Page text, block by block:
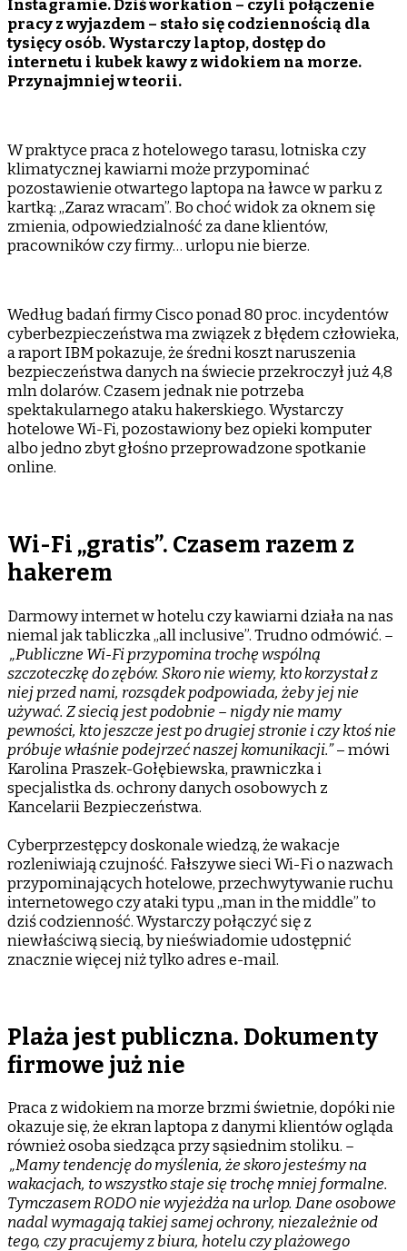
na
morze,
a
dane…
na
praca
z
plaży
może
skończyć
się
większym
powrót
z
urlopu
Instagramie. Dziś workation – czyli połączenie
pracy z wyjazdem – stało się codziennością dla
tysięcy osób. Wystarczy laptop, dostęp do
internetu i kubek kawy z widokiem na morze.
Przynajmniej w teorii.
W praktyce praca z hotelowego tarasu, lotniska czy
klimatycznej kawiarni może przypominać
pozostawienie otwartego laptopa na ławce w parku z
kartką: „Zaraz wracam”. Bo choć widok za oknem się
zmienia, odpowiedzialność za dane klientów,
pracowników czy firmy… urlopu nie bierze.
Według badań firmy Cisco ponad 80 proc. incydentów
cyberbezpieczeństwa ma związek z błędem człowieka,
a raport IBM pokazuje, że średni koszt naruszenia
bezpieczeństwa danych na świecie przekroczył już 4,8
mln dolarów. Czasem jednak nie potrzeba
spektakularnego ataku hakerskiego. Wystarczy
hotelowe Wi-Fi, pozostawiony bez opieki komputer
albo jedno zbyt głośno przeprowadzone spotkanie
online.
Wi-Fi „gratis”. Czasem razem z
hakerem
Darmowy internet w hotelu czy kawiarni działa na nas
niemal jak tabliczka „all inclusive”. Trudno odmówić. –
„Publiczne Wi-Fi przypomina trochę wspólną
szczoteczkę do zębów. Skoro nie wiemy, kto korzystał z
niej przed nami, rozsądek podpowiada, żeby jej nie
używać. Z siecią jest podobnie – nigdy nie mamy
pewności, kto jeszcze jest po drugiej stronie i czy ktoś nie
próbuje właśnie podejrzeć naszej komunikacji.”– mówi
Karolina Praszek-Gołębiewska, prawniczka i
specjalistka ds. ochrony danych osobowych z
Kancelarii Bezpieczeństwa.
Cyberprzestępcy doskonale wiedzą, że wakacje
rozleniwiają czujność. Fałszywe sieci Wi-Fi o nazwach
przypominających hotelowe, przechwytywanie ruchu
internetowego czy ataki typu „man in the middle” to
dziś codzienność. Wystarczy połączyć się z
niewłaściwą siecią, by nieświadomie udostępnić
znacznie więcej niż tylko adres e-mail.
Plaża jest publiczna. Dokumenty
firmowe już nie
Praca z widokiem na morze brzmi świetnie, dopóki nie
okazuje się, że ekran laptopa z danymi klientów ogląda
również osoba siedząca przy sąsiednim stoliku. –
„Mamy tendencję do myślenia, że skoro jesteśmy na
wakacjach, to wszystko staje się trochę mniej formalne.
Tymczasem RODO nie wyjeżdża na urlop. Dane osobowe
nadal wymagają takiej samej ochrony, niezależnie od
tego, czy pracujemy z biura, hotelu czy plażowego